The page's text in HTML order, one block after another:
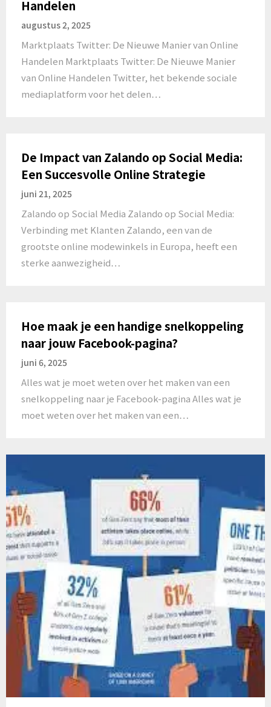
Handelen
augustus 2, 2025
Marktplaats Twitter: De Nieuwe Manier van Online
Handelen Marktplaats Twitter: De Nieuwe Manier
van Online Handelen Twitter, het bekende sociale
mediaplatform voor het delen…
De Impact van Zalando op Social Media:
Een Succesvolle Online Strategie
juni 21, 2025
Zalando op Social Media Zalando op Social Media:
Verbinding met Klanten Zalando, een van de
grootste online modewinkels in Europa, heeft een
sterke aanwezigheid…
Hoe maak je een handige snelkoppeling
naar jouw Facebook-pagina?
juni 6, 2025
Alles wat je moet weten over het maken van een
snelkoppeling naar je Facebook-pagina Alles wat je
moet weten over het maken van een…